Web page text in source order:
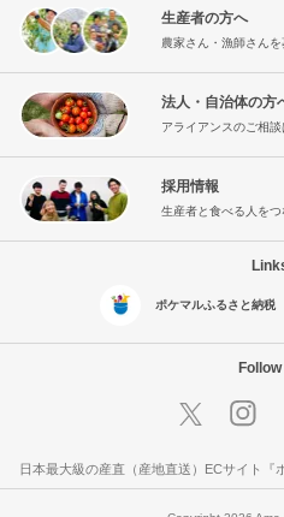
生産者の方へ
農家さん・漁師さん
法人・自治体の方
アライアンスのご相
採用情報
生産者と食べる人を
ポケマルふるさと納税
日本最大級の産直（産地直送）ECサイト『